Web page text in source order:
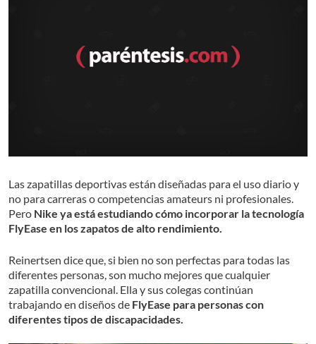
Las zapatillas deportivas están diseñadas para el uso diario y
no para carreras o competencias amateurs ni profesionales.
Pero Nike ya está estudiando cómo incorporar la tecnología
FlyEase en los zapatos de alto rendimiento.
Reinertsen dice que, si bien no son perfectas para todas las
diferentes personas, son mucho mejores que cualquier
zapatilla convencional. Ella y sus colegas continúan
trabajando en diseños de FlyEase para personas con
diferentes tipos de discapacidades.